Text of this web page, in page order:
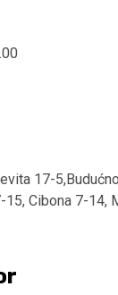
17-
Cibona 7-14,